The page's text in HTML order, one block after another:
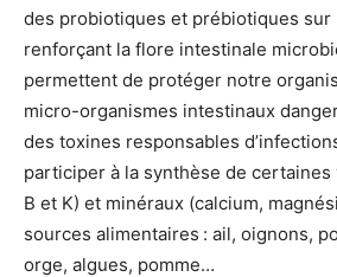
des probiotiques et prébiotiques sur
renforçant la flore intestinale
permettent de protéger notre
micro-organismes intestinaux
des toxines responsables
participer à la synthèse de
B et K) et minéraux (calcium,
sources alimentaires : ail, oignons,
orge, algues, pomme…